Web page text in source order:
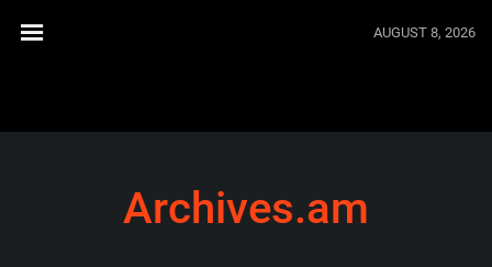
AUGUST 8, 2026
Archives.am